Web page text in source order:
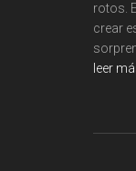
rotos.
crear
leer